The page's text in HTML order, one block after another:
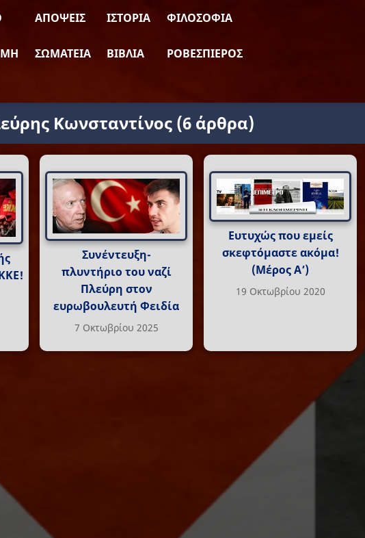
ΑΠΌΨΕΙΣ ΙΣΤΟΡΊΑ ΦΙΛΟΣΟΦΊΑ
ΣΩΜΑΤΕΊΑ ΒΙΒΛΊΑ ΡΟΒΕΣΠΙΈΡΟΣ
Κωνσταντίνος (6 άρθρα)
Συνέντευξη-
πλυντήριο του ναζί
Πλεύρη στον
ευρωβουλευτή Φειδία
7 Οκτωβρίου 2025
Ευτυχώς που εμείς
σκεφτόμαστε ακόμα!
(Μέρος Α’)
19 Οκτωβρίου 2020